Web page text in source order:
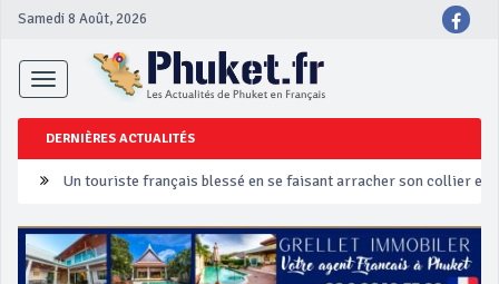
Samedi 8 Août, 2026
Toggle
navigation
DERNIÈRES ACTUALITÉS
Un touriste français blessé en se faisant arracher son collier en
Phuket Peranakan Festival
‘Phuket Eye’ assurera la sécurité pendant Songkran